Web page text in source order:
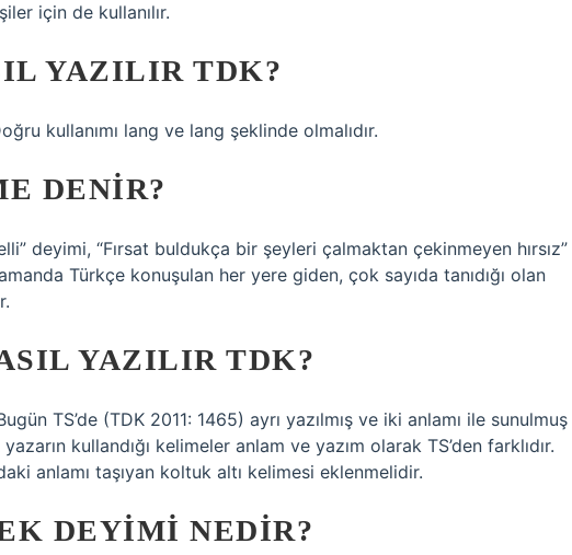
için de kullanılır.
YAZILIR TDK?
kullanımı lang ve lang şeklinde olmalıdır.
DENIR?
deyimi, “Fırsat buldukça bir şeyleri çalmaktan çekinmeyen hırsız”
Türkçe konuşulan her yere giden, çok sayıda tanıdığı olan
YAZILIR TDK?
TS’de (TDK 2011: 1465) ayrı yazılmış ve iki anlamı ile sunulmuş
kullandığı kelimeler anlam ve yazım olarak TS’den farklıdır.
anlamı taşıyan koltuk altı kelimesi eklenmelidir.
DEYIMI NEDIR?